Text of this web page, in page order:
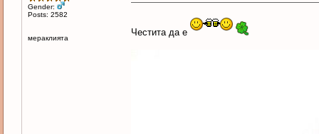
Gender:
Posts: 2582
мераклията
Честита да е